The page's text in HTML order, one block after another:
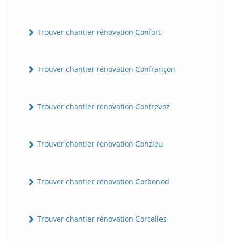
Trouver chantier rénovation Confort
Trouver chantier rénovation Confrançon
Trouver chantier rénovation Contrevoz
Trouver chantier rénovation Conzieu
Trouver chantier rénovation Corbonod
Trouver chantier rénovation Corcelles
B Assistant en ligne